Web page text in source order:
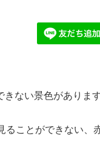
ない景色があります
ことができない、